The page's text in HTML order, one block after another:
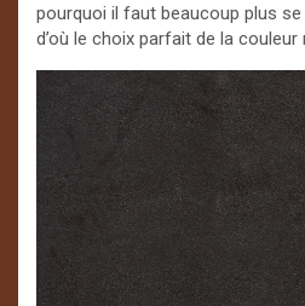
pourquoi il faut beaucoup plus
d’où le choix parfait de la couleur